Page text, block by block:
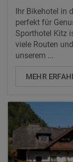
Ihr Bikehotel in
perfekt für
Sporthotel Kitz
viele Routen
unserem ...
MEHR